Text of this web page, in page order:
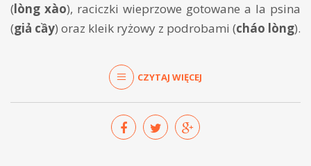
(lòng xào), raciczki wieprzowe gotowane a la psina
(giả cầy) oraz kleik ryżowy z podrobami (cháo lòng).
CZYTAJ WIĘCEJ